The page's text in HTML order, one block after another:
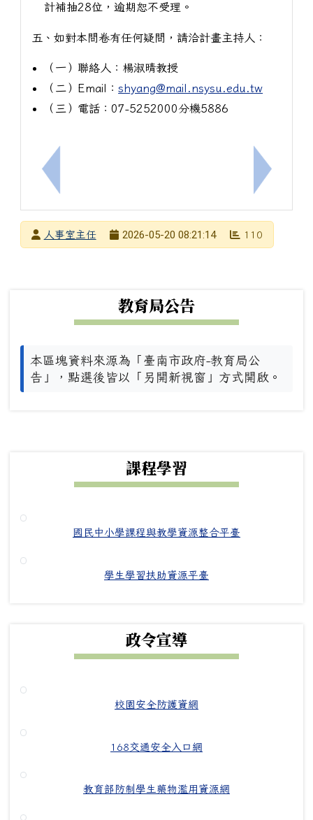
上一筆：檢送本府115學年度特約托育機構名單1份
計補抽28位，逾期恕不受理。
五、如對本問卷有任何疑問，請洽計畫主持人：
（一）聯絡人：楊淑晴教授
（二）Email：shyang@mail.nsysu.edu.tw
（三）電話：07-5252000分機5886
下一筆：
發布者人事室主任
2026-05-20 08:21:14 110
教育局公告
本區塊資料來源為「臺南市政府-教育局公
告」，點選後皆以「另開新視窗」方式開啟。
課程學習
國民中小學課程與教學資源整合平臺
學生學習扶助資源平臺
政令宣導
校園安全防護資網
168交通安全入口網
教育部防制學生藥物濫用資源網